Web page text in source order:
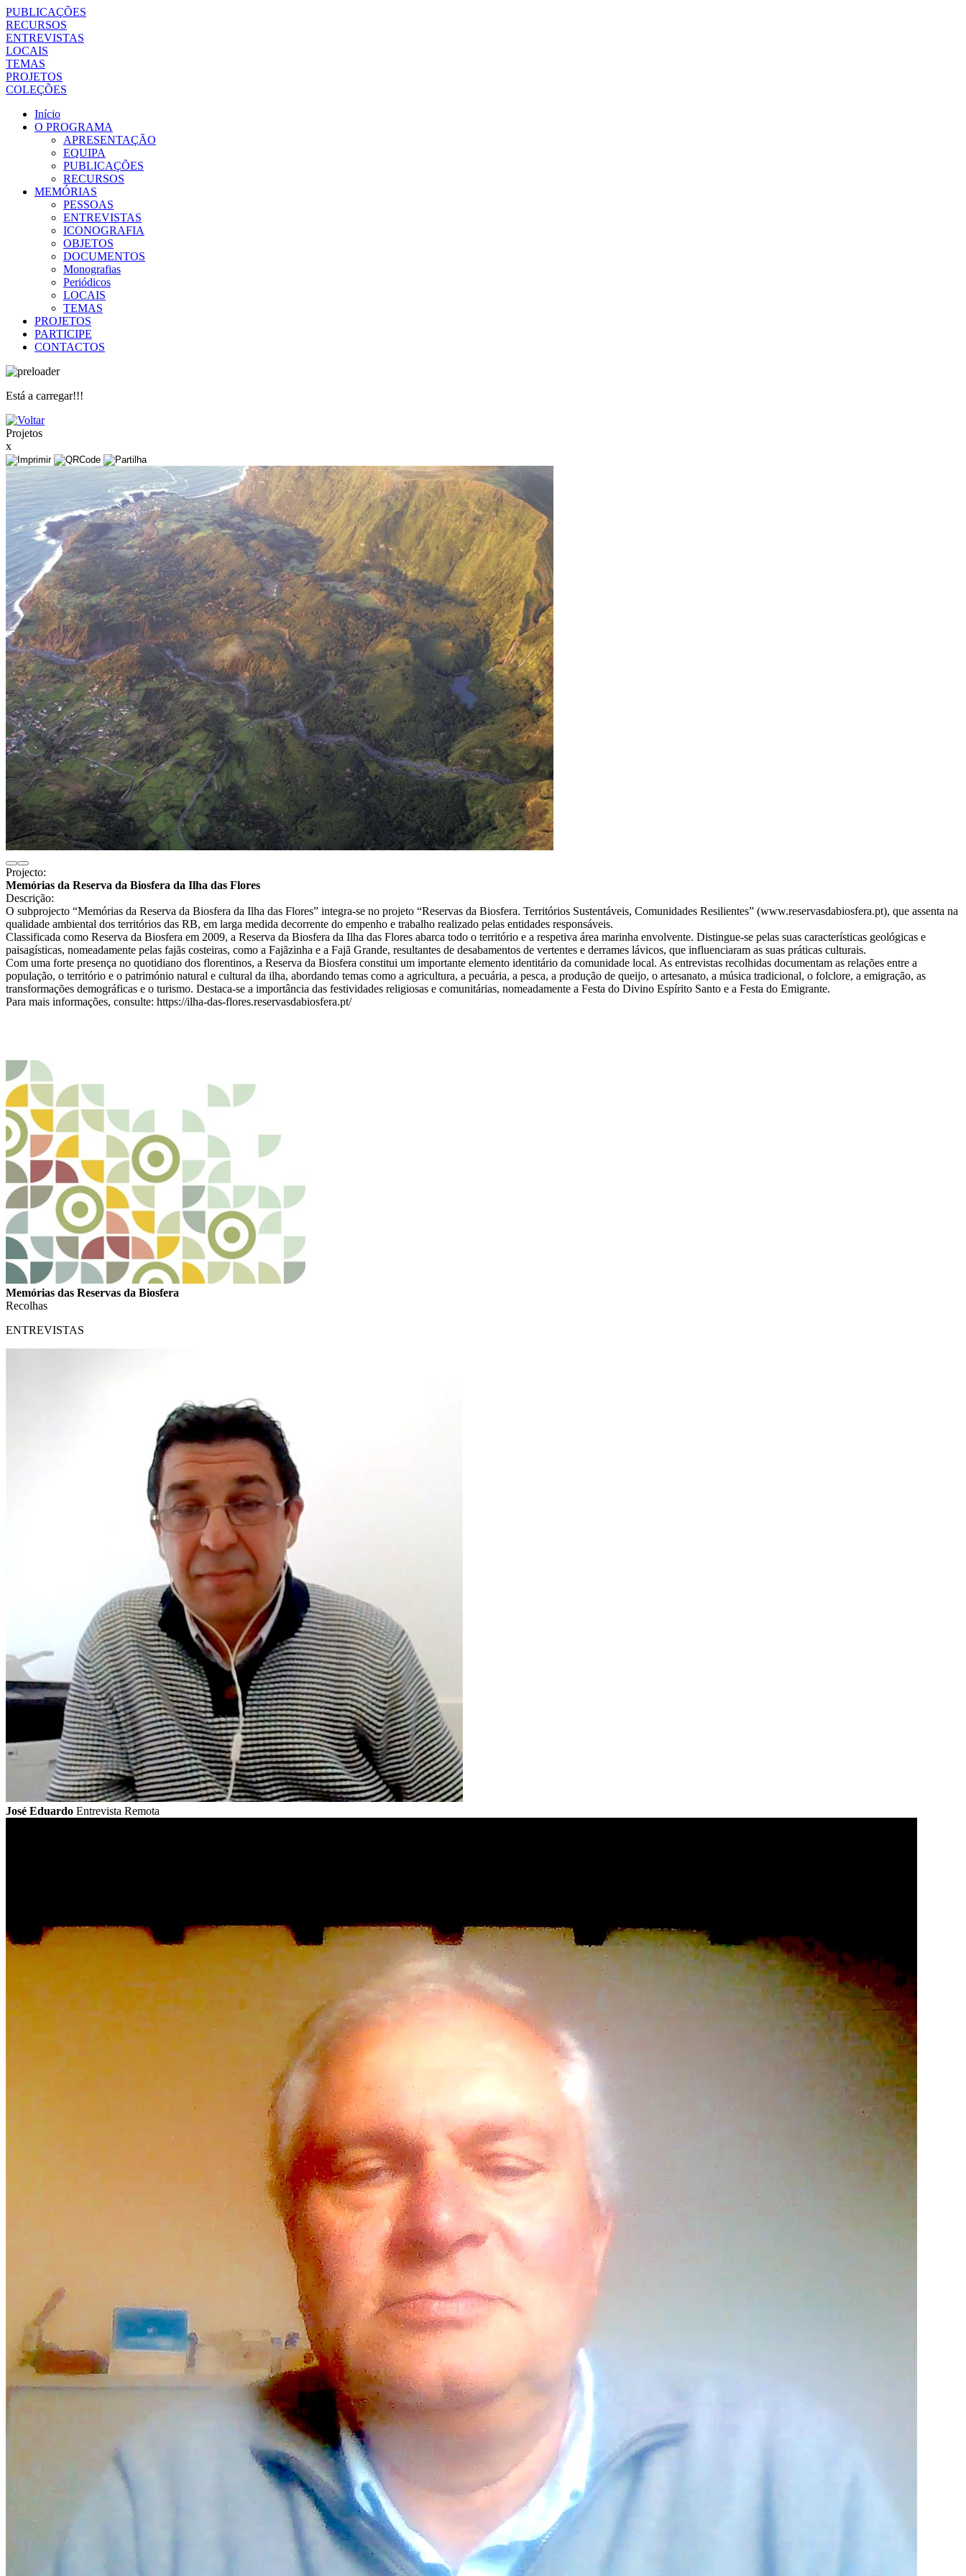
PUBLICAÇÕES
RECURSOS
ENTREVISTAS
LOCAIS
TEMAS
PROJETOS
COLEÇÕES
Início
O PROGRAMA
APRESENTAÇÃO
EQUIPA
PUBLICAÇÕES
RECURSOS
MEMÓRIAS
PESSOAS
ENTREVISTAS
ICONOGRAFIA
OBJETOS
DOCUMENTOS
Monografias
Periódicos
LOCAIS
TEMAS
PROJETOS
PARTICIPE
CONTACTOS
Está a carregar!!!
Projetos
x
Projecto:
Memórias da Reserva da Biosfera da Ilha das Flores
Descrição:
O subprojecto “Memórias da Reserva da Biosfera da Ilha das Flores” integra-se no projeto “Reservas da Biosfera. Territórios Sustentáveis, Comunidades Resilientes” (www.reservasdabiosfera.pt), que assenta na
qualidade ambiental dos territórios das RB, em larga medida decorrente do empenho e trabalho realizado pelas entidades responsáveis.
Classificada como Reserva da Biosfera em 2009, a Reserva da Biosfera da Ilha das Flores abarca todo o território e a respetiva área marinha envolvente. Distingue-se pelas suas características geológicas e
paisagísticas, nomeadamente pelas fajãs costeiras, como a Fajãzinha e a Fajã Grande, resultantes de desabamentos de vertentes e derrames lávicos, que influenciaram as suas práticas culturais.
Com uma forte presença no quotidiano dos florentinos, a Reserva da Biosfera constitui um importante elemento identitário da comunidade local. As entrevistas recolhidas documentam as relações entre a
população, o território e o património natural e cultural da ilha, abordando temas como a agricultura, a pecuária, a pesca, a produção de queijo, o artesanato, a música tradicional, o folclore, a emigração, as
transformações demográficas e o turismo. Destaca-se a importância das festividades religiosas e comunitárias, nomeadamente a Festa do Divino Espírito Santo e a Festa do Emigrante.
Para mais informações, consulte: https://ilha-das-flores.reservasdabiosfera.pt/
Memórias das Reservas da Biosfera
Recolhas
ENTREVISTAS
José Eduardo Entrevista Remota